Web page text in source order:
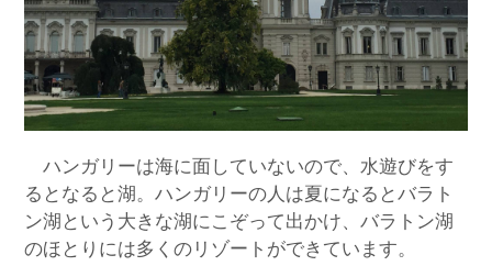
ハンガリーは海に面していないので、水遊びをす
るとなると湖。ハンガリーの人は夏になるとバラト
ン湖という大きな湖にこぞって出かけ、バラトン湖
のほとりには多くのリゾートができています。